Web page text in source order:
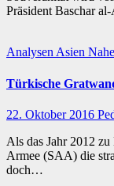
Präsident Baschar
AnalysenAsien
Türkische
22. Oktober 2016
Als das Jahr 2012
Armee (SAA) die
doch…